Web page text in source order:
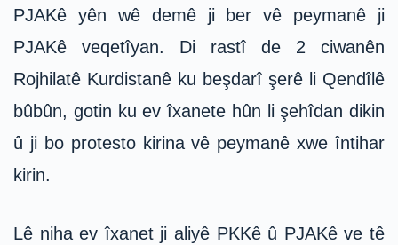
PJAKê yên wê demê ji ber vê peymanê ji
PJAKê veqetîyan. Di rastî de 2 ciwanên
Rojhilatê Kurdistanê ku beşdarî şerê li Qendîlê
bûbûn, gotin ku ev îxanete hûn li şehîdan dikin
û ji bo protesto kirina vê peymanê xwe întihar
kirin.
Lê niha ev îxanet ji aliyê PKKê û PJAKê ve tê